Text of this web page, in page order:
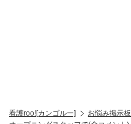
看護roo![カンゴルー] お悩み掲示板